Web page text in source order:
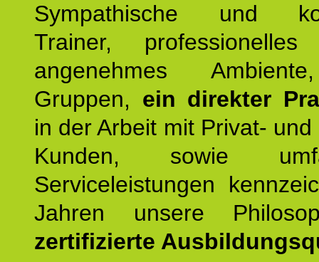
Sympathische und
Trainer, professionelles
angenehmes
Gruppen, ein direkter
in der Arbeit mit Privat-
Kunden, sowie
Serviceleistungen
Jahren unsere
zertifizierte